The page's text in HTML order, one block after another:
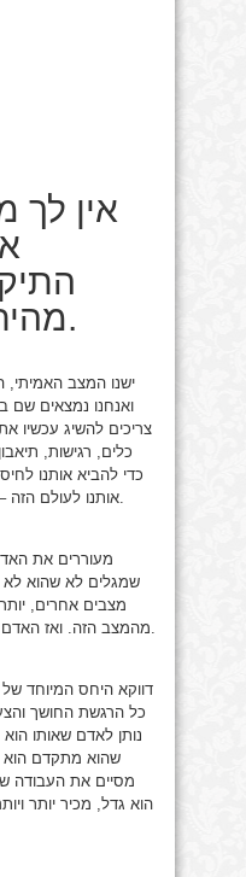
אין לך
מהיחס שלך לזולת.
ישנו המצב האמיתי,
ואנחנו נמצאים שם
צריכים להשיג עכשיו
כלים, רגישות,
כדי להביא אותנו
מעוררים את
שמגלים לא שהוא
מצבים אחרים,
דווקא היחס המיוחד
כל הרגשת החושך
נותן לאדם שאותו
שהוא מתקדם הוא
מסיים את העבודה
הוא גדל, מכיר יותר